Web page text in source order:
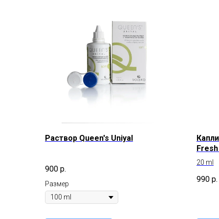
Раствор Queen's Uniyal
900 р.
Размер
20 ml
990 р.